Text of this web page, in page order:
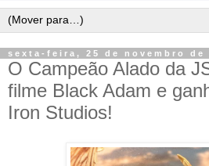
sexta-feira, 25 de novembro de
O Campeão Alado da
filme Black Adam e
Iron Studios!